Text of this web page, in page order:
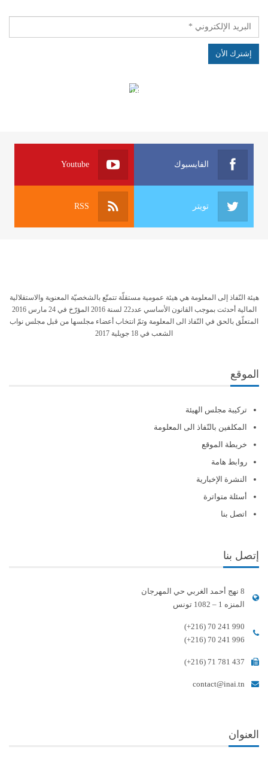
الهياكل الخاضعة لقانون النفاذ إلى المعلومة
الفايسبوك Youtube
تويتر RSS
هيئة النّفاذ إلى المعلومة هي هيئة عمومية مستقلّة تتمتّع بالشخصيّة المعنوية والاستقلالية
المالية أحدثت بموجب القانون الأساسي عدد22 لسنة 2016 المؤرّخ في 24 مارس 2016
المتعلّق بالحق في النّفاذ الى المعلومة وتمّ انتخاب أعضاء مجلسها من قبل مجلس نواب
الشعب في 18 جويلية 2017
الموقع
تركيبة مجلس الهيئة
المكلفين بالنّفاذ الى المعلومة
خريطة الموقع
روابط هامة
النشرة الإخبارية
أسئلة متواترة
اتصل بنا
إتصل بنا
8 نهج أحمد الغربي حي المهرجان
المنزه 1 – 1082 تونس
(+216) 70 241 990
(+216) 70 241 996
(+216) 71 781 437
contact@inai.tn
العنوان